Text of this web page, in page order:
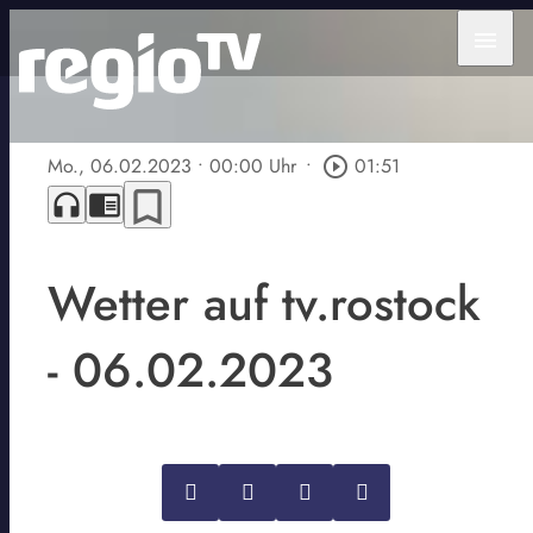
Mo., 06.02.2023 • 00:00 Uhr • play_circle_outline 01:51
headphones chrome_reader_mode bookmark_border
Wetter auf tv.rostock
- 06.02.2023